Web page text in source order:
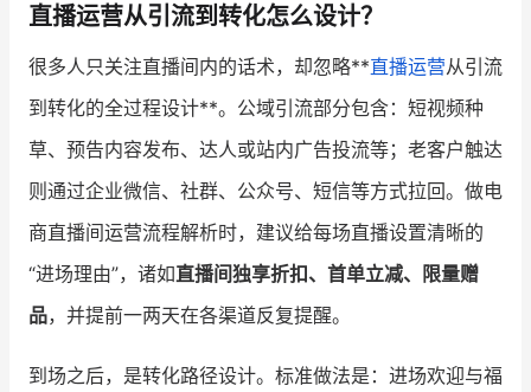
直播运营从引流到转化怎么设计？
很多人只关注直播间内的话术，却忽略**直播运营从引流
到转化的全过程设计**。公域引流部分包含：短视频种
草、预告内容发布、达人或站内广告投流等；老客户触达
则通过企业微信、社群、公众号、短信等方式拉回。做电
商直播间运营流程解析时，建议给每场直播设置清晰的
“进场理由”，诸如直播间独享折扣、首单立减、限量赠
品，并提前一两天在各渠道反复提醒。
到场之后，是转化路径设计。标准做法是：进场欢迎与福